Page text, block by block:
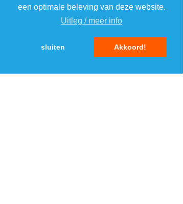
een optimale beleving van deze website.
Uitleg / meer info
sluiten Akkoord!